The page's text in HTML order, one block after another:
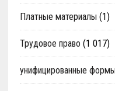
Платные материалы (1)
Трудовое право (1 017)
унифицированные